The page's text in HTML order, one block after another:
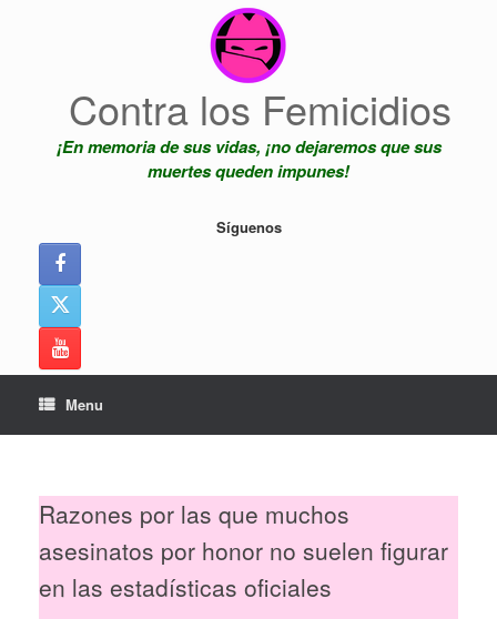
Contra los Femicidios
¡En memoria de sus vidas, ¡no dejaremos que sus
muertes queden impunes!
Síguenos
Menu
Razones por las que muchos
asesinatos por honor no suelen figurar
en las estadísticas oficiales